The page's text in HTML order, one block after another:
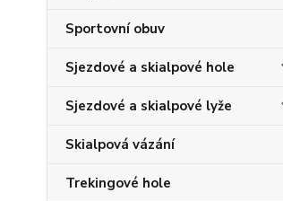
Sportovní obuv
Sjezdové a skialpové hole
Sjezdové a skialpové lyže
Skialpová vázání
Trekingové hole